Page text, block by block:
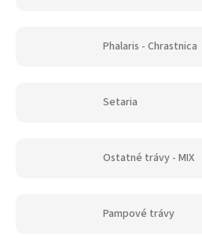
Phalaris - Chrastnica
Setaria
Ostatné trávy - MIX
Pampové trávy